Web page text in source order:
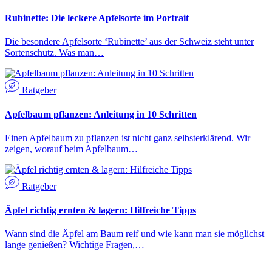
Rubinette: Die leckere Apfelsorte im Portrait
Die besondere Apfelsorte ‘Rubinette’ aus der Schweiz steht unter
Sortenschutz. Was man…
Ratgeber
Apfelbaum pflanzen: Anleitung in 10 Schritten
Einen Apfelbaum zu pflanzen ist nicht ganz selbsterklärend. Wir
zeigen, worauf beim Apfelbaum…
Ratgeber
Äpfel richtig ernten & lagern: Hilfreiche Tipps
Wann sind die Äpfel am Baum reif und wie kann man sie möglichst
lange genießen? Wichtige Fragen,…